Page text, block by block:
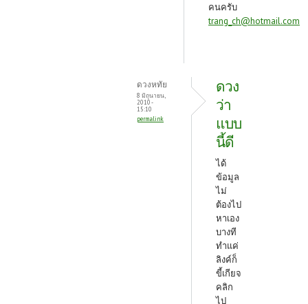
คนครับ
trang_ch@hotmail.com
ดวงหทัย
8 มิถุนายน,
2010 -
15:10
permalink
ดวง
ว่า
แบบ
นี้ดี
ได้
ข้อมูล
ไม่
ต้องไป
หาเอง
บางที
ทำแค่
ลิงค์ก็
ขี้เกียจ
คลิก
ไป